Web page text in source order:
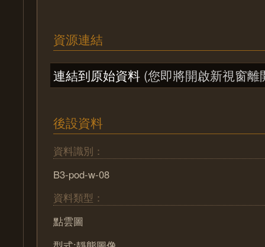
資源連結
連結到原始資料 (您即將開啟新視窗離
後設資料
資料識別：
B3-pod-w-08
資料類型：
點雲圖